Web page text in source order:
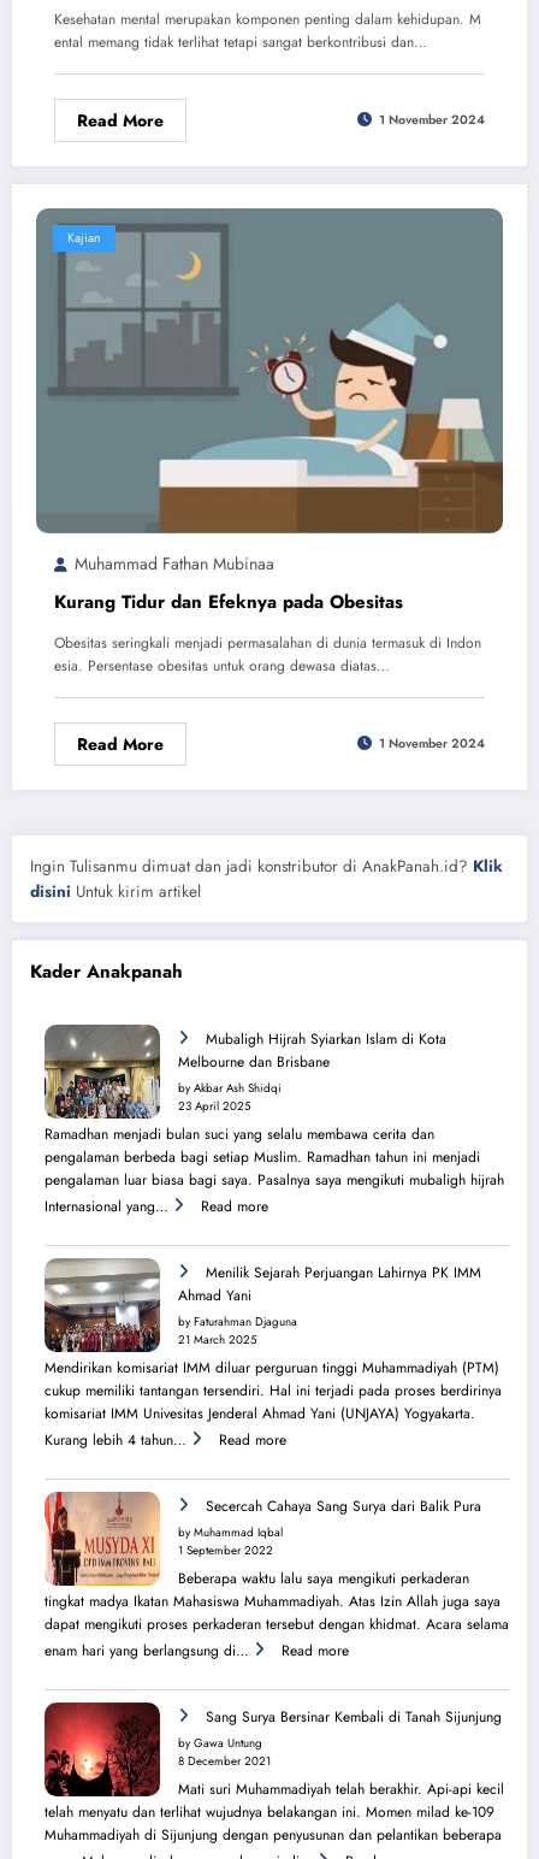
Kesehatan mental merupakan komponen penting dalam kehidupan. M
ental memang tidak terlihat tetapi sangat berkontribusi dan…
Read More 1 November 2024
Kajian
Muhammad Fathan Mubinaa
Kurang Tidur dan Efeknya pada Obesitas
Obesitas seringkali menjadi permasalahan di dunia termasuk di Indon
esia. Persentase obesitas untuk orang dewasa diatas…
Read More 1 November 2024
Ingin Tulisanmu dimuat dan jadi konstributor di AnakPanah.id? Klik
disini Untuk kirim artikel
Kader Anakpanah
Mubaligh Hijrah Syiarkan Islam di Kota
Melbourne dan Brisbane
by Akbar Ash Shidqi
23 April 2025
Ramadhan menjadi bulan suci yang selalu membawa cerita dan
pengalaman berbeda bagi setiap Muslim. Ramadhan tahun ini menjadi
pengalaman luar biasa bagi saya. Pasalnya saya mengikuti mubaligh hijrah
Internasional yang…
Read more:
Hijrah
Syiarkan
di
Melbourne
dan
Brisbane
Menilik Sejarah Perjuangan Lahirnya PK IMM
Ahmad Yani
by Faturahman Djaguna
21 March 2025
Mendirikan komisariat IMM diluar perguruan tinggi Muhammadiyah (PTM)
cukup memiliki tantangan tersendiri. Hal ini terjadi pada proses berdirinya
komisariat IMM Univesitas Jenderal Ahmad Yani (UNJAYA) Yogyakarta.
Kurang lebih 4 tahun…
Read more:
Sejarah
Perjuangan
IMM
Ahmad
Yani
Secercah Cahaya Sang Surya dari Balik Pura
by Muhammad Iqbal
1 September 2022
Beberapa waktu lalu saya mengikuti perkaderan
tingkat madya Ikatan Mahasiswa Muhammadiyah. Atas Izin Allah juga saya
dapat mengikuti proses perkaderan tersebut dengan khidmat. Acara selama
enam hari yang berlangsung di…
Read more:
Cahaya
Sang
Balik
Pura
Sang Surya Bersinar Kembali di Tanah Sijunjung
by Gawa Untung
8 December 2021
Mati suri Muhammadiyah telah berakhir. Api-api kecil
telah menyatu dan terlihat wujudnya belakangan ini. Momen milad ke-109
Muhammadiyah di Sijunjung dengan penyusunan dan pelantikan beberapa